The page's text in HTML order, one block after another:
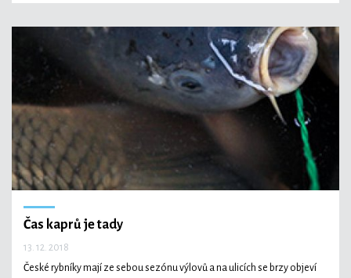
Čas kaprů je tady
13. 12. 2018
České rybníky mají ze sebou sezónu výlovů a na ulicích se brzy objeví